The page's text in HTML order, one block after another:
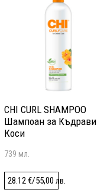
CHI CURL SHAMPOO
Шампоан за Къдрави
Коси
739 мл.
28.12€/55,00 лв.